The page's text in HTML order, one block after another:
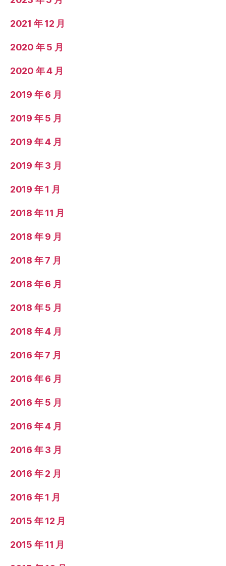
2021 年 12 月
2020 年 5 月
2020 年 4 月
2019 年 6 月
2019 年 5 月
2019 年 4 月
2019 年 3 月
2019 年 1 月
2018 年 11 月
2018 年 9 月
2018 年 7 月
2018 年 6 月
2018 年 5 月
2018 年 4 月
2016 年 7 月
2016 年 6 月
2016 年 5 月
2016 年 4 月
2016 年 3 月
2016 年 2 月
2016 年 1 月
2015 年 12 月
2015 年 11 月